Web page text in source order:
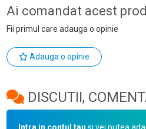
Ai comandat acest
Fii primul care adauga o opinie
Adauga o opinie
DISCUTII,
Intra in contul tau si vei putea